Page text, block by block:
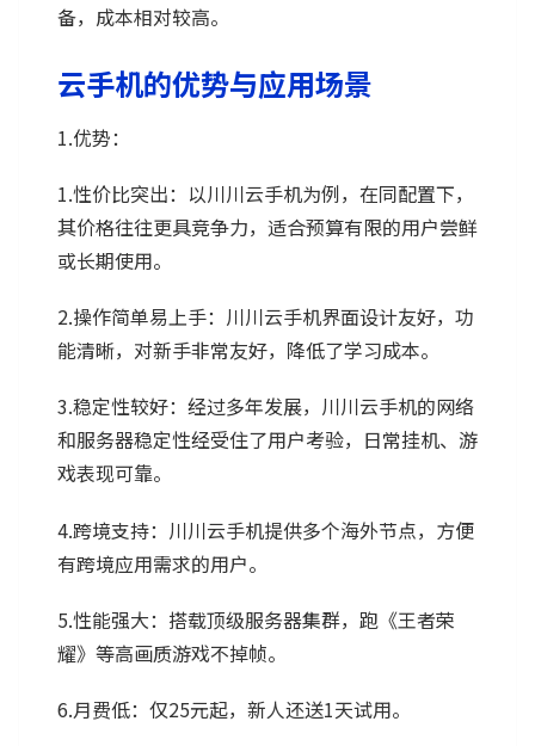
备，成本相对较高。
云手机的优势与应用场景
1.优势：
1.性价比突出：以川川云手机为例，在同配置下，
其价格往往更具竞争力，适合预算有限的用户尝鲜
或长期使用。
2.操作简单易上手：川川云手机界面设计友好，功
能清晰，对新手非常友好，降低了学习成本。
3.稳定性较好：经过多年发展，川川云手机的网络
和服务器稳定性经受住了用户考验，日常挂机、游
戏表现可靠。
4.跨境支持：川川云手机提供多个海外节点，方便
有跨境应用需求的用户。
5.性能强大：搭载顶级服务器集群，跑《王者荣
耀》等高画质游戏不掉帧。
6.月费低：仅25元起，新人还送1天试用。